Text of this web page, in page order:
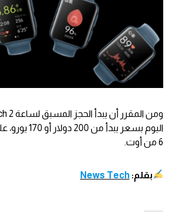
اليوم بسعر
6 من أوت.
بقلم:News Tech